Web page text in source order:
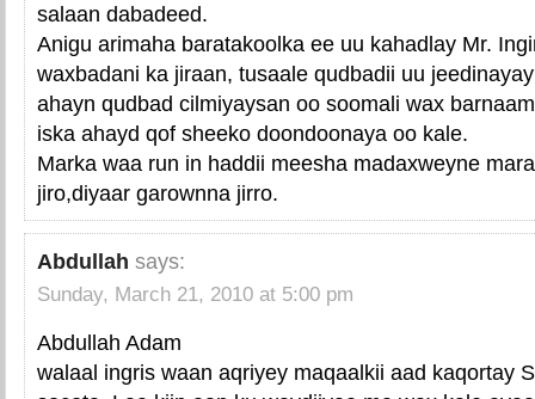
salaan dabadeed.
Anigu arimaha baratakoolka ee uu kahadlay Mr.
waxbadani ka jiraan, tusaale qudbadii uu
ahayn qudbad cilmiyaysan oo soomali wax
iska ahayd qof sheeko doondoonaya oo kale.
Marka waa run in haddii meesha madaxweyne
jiro,diyaar garownna jirro.
Abdullah says:
Sunday, March 21, 2010 at 5:00 pm
Abdullah Adam
walaal ingris waan aqriyey maqaalkii aad kaqortay